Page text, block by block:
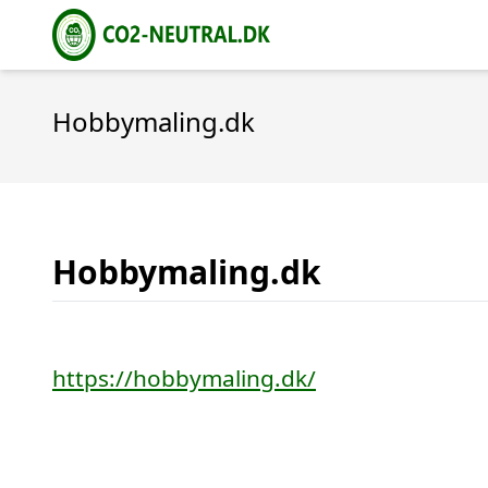
Hobbymaling.dk
Hobbymaling.dk
https://hobbymaling.dk/